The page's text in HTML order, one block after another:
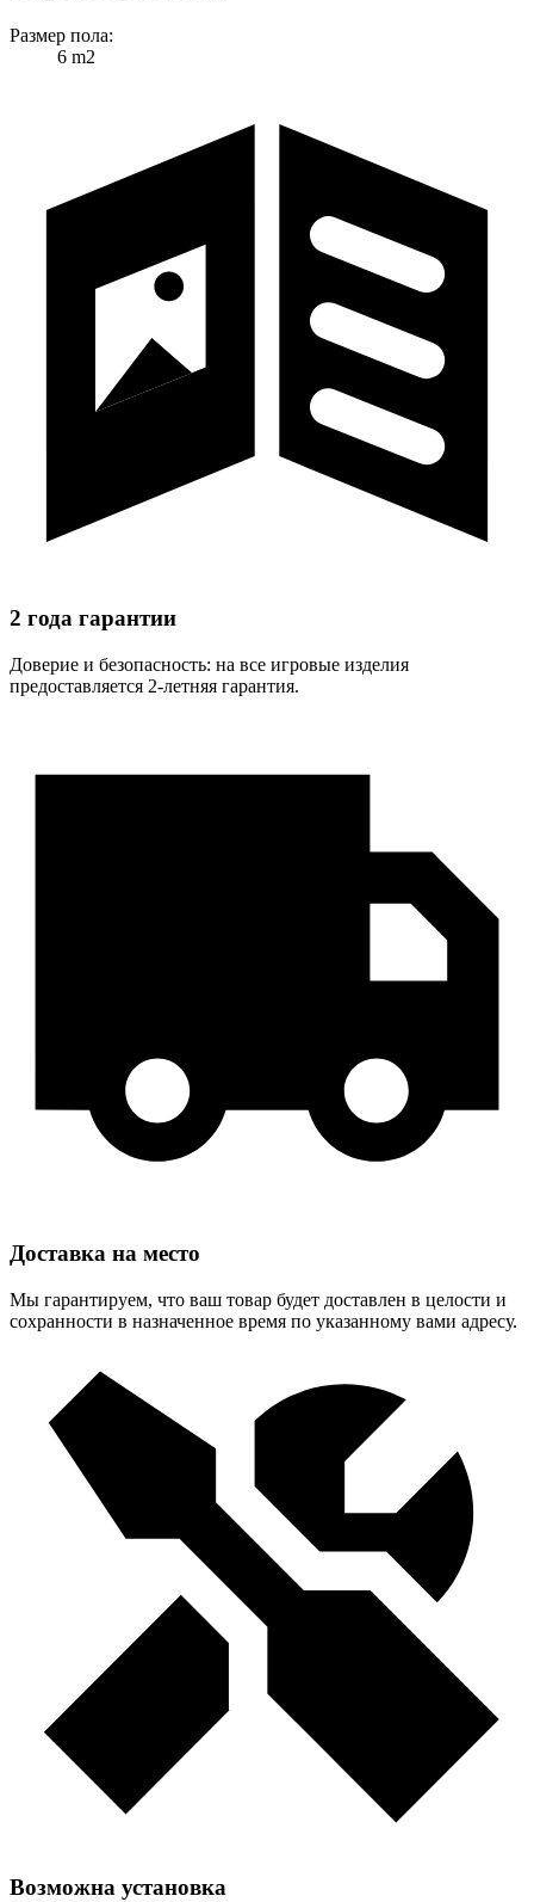
Размер пола:
6 m2
2 года гарантии
Доверие и безопасность: на все игровые изделия
предоставляется 2-летняя гарантия.
Доставка на место
Мы гарантируем, что ваш товар будет доставлен в целости и
сохранности в назначенное время по указанному вами адресу.
Возможна установка